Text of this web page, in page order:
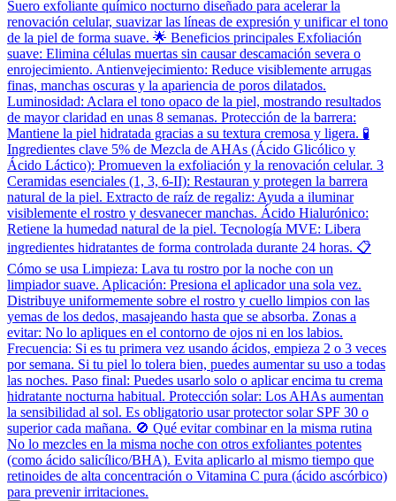
Suero exfoliante químico nocturno diseñado para acelerar la
renovación celular, suavizar las líneas de expresión y unificar el tono
de la piel de forma suave. 🌟 Beneficios principales Exfoliación
suave: Elimina células muertas sin causar descamación severa o
enrojecimiento. Antienvejecimiento: Reduce visiblemente arrugas
finas, manchas oscuras y la apariencia de poros dilatados.
Luminosidad: Aclara el tono opaco de la piel, mostrando resultados
de mayor claridad en unas 8 semanas. Protección de la barrera:
Mantiene la piel hidratada gracias a su textura cremosa y ligera. 🧪
Ingredientes clave 5% de Mezcla de AHAs (Ácido Glicólico y
Ácido Láctico): Promueven la exfoliación y la renovación celular. 3
Ceramidas esenciales (1, 3, 6-II): Restauran y protegen la barrera
natural de la piel. Extracto de raíz de regaliz: Ayuda a iluminar
visiblemente el rostro y desvanecer manchas. Ácido Hialurónico:
Retiene la humedad natural de la piel. Tecnología MVE: Libera
ingredientes hidratantes de forma controlada durante 24 horas. 📋
Cómo se usa Limpieza: Lava tu rostro por la noche con un
limpiador suave. Aplicación: Presiona el aplicador una sola vez.
Distribuye uniformemente sobre el rostro y cuello limpios con las
yemas de los dedos, masajeando hasta que se absorba. Zonas a
evitar: No lo apliques en el contorno de ojos ni en los labios.
Frecuencia: Si es tu primera vez usando ácidos, empieza 2 o 3 veces
por semana. Si tu piel lo tolera bien, puedes aumentar su uso a todas
las noches. Paso final: Puedes usarlo solo o aplicar encima tu crema
hidratante nocturna habitual. Protección solar: Los AHAs aumentan
la sensibilidad al sol. Es obligatorio usar protector solar SPF 30 o
superior cada mañana. 🚫 Qué evitar combinar en la misma rutina
No lo mezcles en la misma noche con otros exfoliantes potentes
(como ácido salicílico/BHA). Evita aplicarlo al mismo tiempo que
retinoides de alta concentración o Vitamina C pura (ácido ascórbico)
para prevenir irritaciones.